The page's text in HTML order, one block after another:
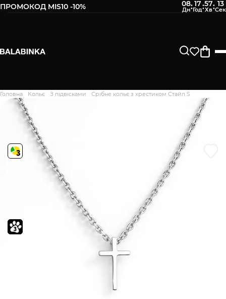
ПРОМОКОД MIS10 -10% 08:17:57: 12
Головна Кольє З підвісками Срібне кольє з хрестиком Стайл S
Дякуємо. Ваш відгук
відправлено на модерацію
відправлено СМС про наявність в нашому магазині